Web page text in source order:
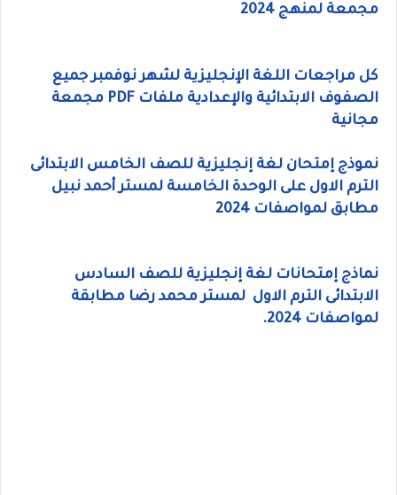
مجمعة لمنهج 2024
كل مراجعات اللغة الإنجليزية لشهر نوفمبر جميع
الصفوف الابتدائية والإعدادية ملفات PDF مجمعة
مجانية
نموذج إمتحان لغة إنجليزية للصف الخامس الابتدائى
الترم الاول على الوحدة الخامسة لمستر أحمد نبيل
مطابق لمواصفات 2024
نماذج إمتحانات لغة إنجليزية للصف السادس
الابتدائى الترم الاول لمستر محمد رضا مطابقة
لمواصفات 2024.